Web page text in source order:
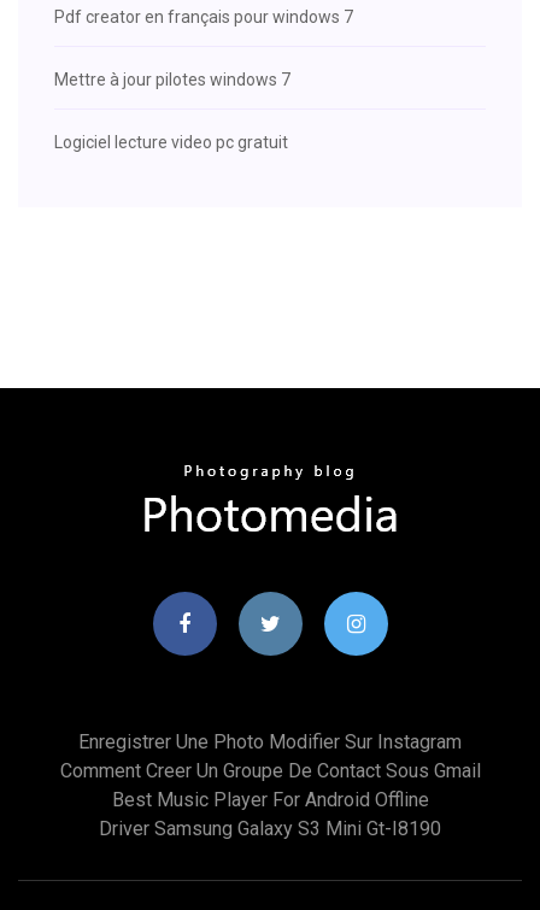
Pdf creator en français pour windows 7
Mettre à jour pilotes windows 7
Logiciel lecture video pc gratuit
Enregistrer Une Photo Modifier Sur Instagram
Comment Creer Un Groupe De Contact Sous Gmail
Best Music Player For Android Offline
Driver Samsung Galaxy S3 Mini Gt-I8190